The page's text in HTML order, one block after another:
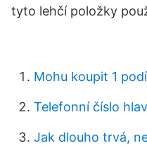
tyto lehčí položky
Mohu koupit 1
Telefonní číslo
Jak dlouho trvá,